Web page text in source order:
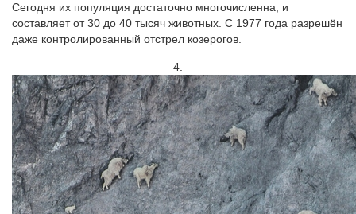
Сегодня их популяция достаточно многочисленна, и
составляет от 30 до 40 тысяч животных. С 1977 года разрешён
даже контролированный отстрел козерогов.
4.